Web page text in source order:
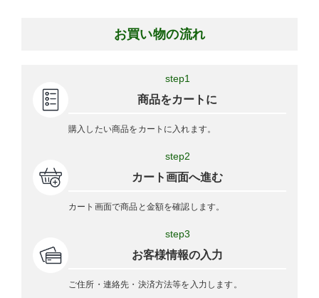
お買い物の流れ
step1
商品をカートに
購入したい商品をカートに入れます。
step2
カート画面へ進む
カート画面で商品と金額を確認します。
step3
お客様情報の入力
ご住所・連絡先・決済方法等を入力します。